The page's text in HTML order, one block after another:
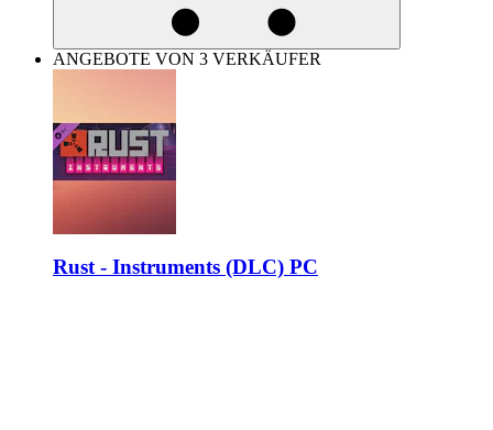
ANGEBOTE VON 3 VERKÄUFER
Rust - Instruments (DLC) PC